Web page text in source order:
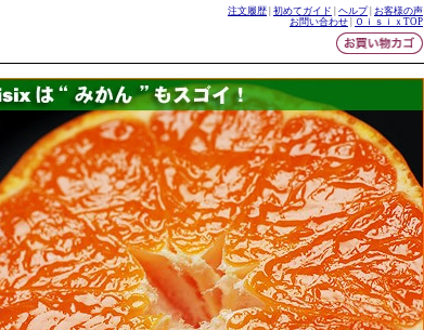
注文履歴 初めてガイド ヘルプ| お客様の声
お問い合わせ
ＯｉｓｉｘTOP